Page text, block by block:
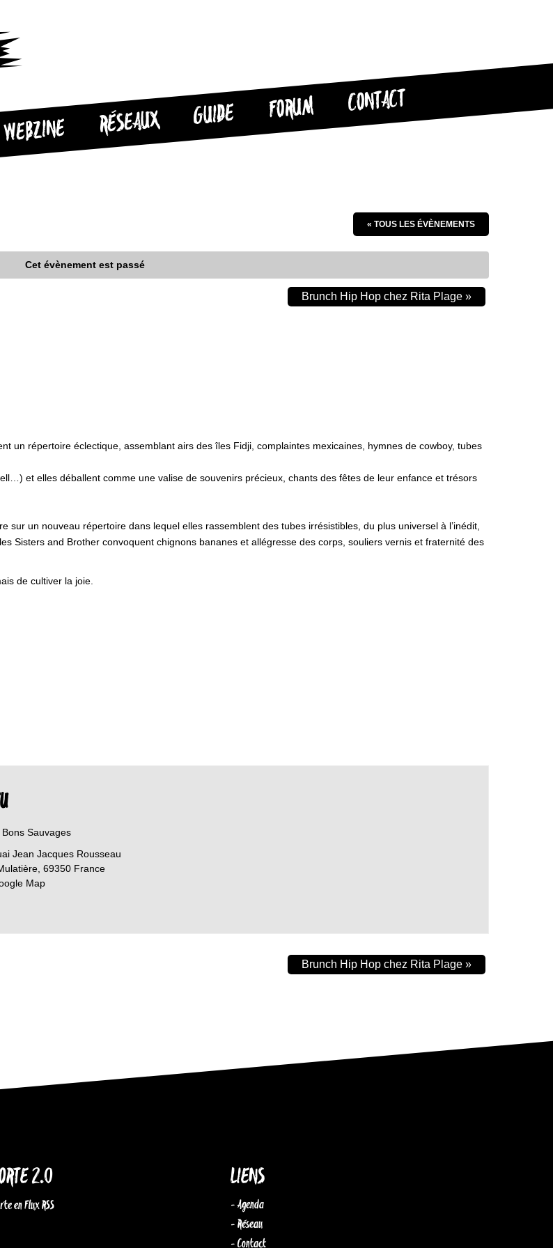
WEBZINE RÉSEAUX GUIDE FORUM CONTACT
« TOUS LES ÉVÈNEMENTS
Cet évènement est passé
Brunch Hip Hop chez Rita Plage »
un répertoire éclectique, assemblant airs des îles Fidji, complaintes mexicaines, hymnes de cowboy, tubes
et elles déballent comme une valise de souvenirs précieux, chants des fêtes de leur enfance et trésors
sur un nouveau répertoire dans lequel elles rassemblent des tubes irrésistibles, du plus universel à l’inédit,
Sisters and Brother convoquent chignons bananes et allégresse des corps, souliers vernis et fraternité des
de cultiver la joie.
Bons Sauvages
Jean Jacques Rousseau
69350 France
Map
Brunch Hip Hop chez Rita Plage »
2.0
en Flux RSS
LIENS
- Agenda
- Réseau
- Contact